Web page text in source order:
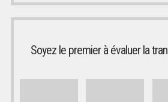
Soyez le premier à évaluer la